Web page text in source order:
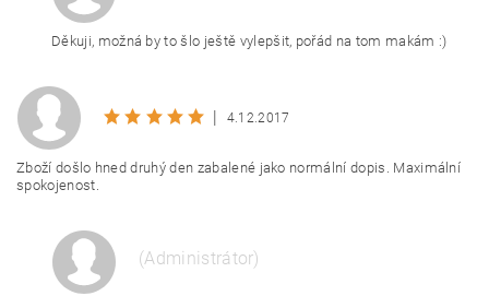
Děkuji, možná by to šlo ještě vylepšit, pořád na tom makám :)
| 4.12.2017
Zboží došlo hned druhý den zabalené jako normální dopis. Maximální
spokojenost.
(Administrátor)